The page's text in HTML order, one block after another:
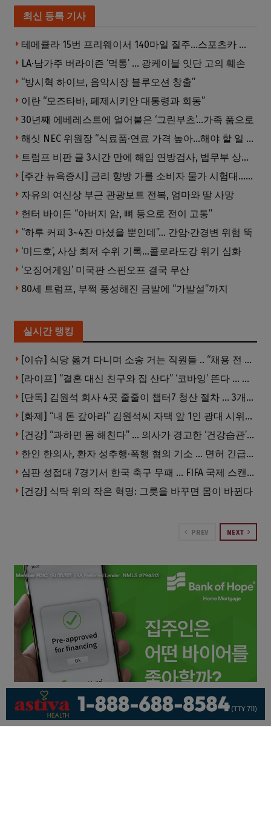
최신 등록 기사
테메큘라 15번 프리웨이서 140마일 질주…스포츠카 압수
LA·남가주 버라이즌 ‘먹통’ … 광케이블 잇단 고의 훼손
“방시혁 하이브, 음악시장 블루오션 창출”
이란 “모즈타바, 페제시키안 대통령과 회동”
30년째 에베레스트에 얼어붙은 ‘그린부츠’…가족 품으로
해싯 NEC 위원장 “식료품·연료 가격 높아…해야 할 일 많다”
트럼프 비판 글 3시간 만에 해임 연방검사, 법무부 상대 소송
[주간 뉴욕증시] 금리 향방 가를 소비자 물가 시험대…AI 랠리도 주목
자유의 여신상 부근 관광보트 전복, 엄마와 딸 사망
헌터 바이든 “아버지 암, 뼈 등으로 전이 고통”
“하루 커피 3~4잔 마셨을 뿐인데”… 간암·간경변 위험 뚝
‘미드호’, 사상 최저 수위 기록…콜로라도강 위기 심화
‘오징어게임’ 미국판 스핀오프 결국 무산
80세 트럼프, 부쩍 풍성해진 금발에 “가발설”까지
실시간 랭킹
[이슈] 식당 옮겨 다니며 소송 거는 직원들 .. “채용 전 반드시 확인해야”
[라이프] “결혼 대신 친구와 집 산다” ‘코바잉’ 뜬다 … 내 집 마련 공식 바뀌었다
[단독] 김원석 회사 4곳 줄줄이 챕터7 청산 절차 … 3개 법인 같은 날 동시 파산 신청
[화제] “내 돈 갚아라” 김원석씨 자택 앞 1인 광대 시위 … 한인 투자사, “108만 달러 못받아”
[건강] “과하면 몸 해친다” … 의사가 경고한 ‘건강습관’ 5가지
한인 한의사, 환자 성추행·폭행 혐의 기소 … 면허 긴급정지
심판 성접대 7경기서 한국 축구 무패 … FIFA 국제 스캔들 번지나
[건강] 식탁 위의 작은 혁명: 그릇을 바꾸면 몸이 바뀐다
PREV NEXT